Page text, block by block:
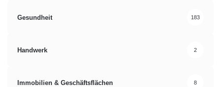
Gesundheit 183
Handwerk 2
Immobilien & Geschäftsflächen 8